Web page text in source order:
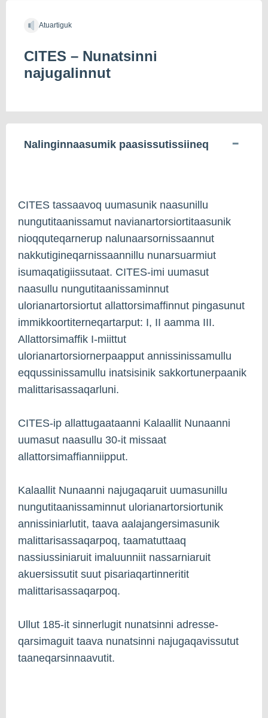
Atuartiguk
CITES – Nunatsinni
najugalinnut
Nalinginnaasumik paasissutissiineq
CITES tassaavoq uumasunik naasunillu
nungutitaanissamut navianartorsiortitaasunik
nioqquteqarnerup nalunaarsornissaannut
nakkutigineqarnissaannillu nunarsuarmiut
isumaqatigiissutaat. CITES-imi uumasut
naasullu nungutitaanissaminnut
ulorianartorsiortut allattorsimaffinnut pingasunut
immikkoortiterneqartarput: I, II aamma III.
Allattorsimaffik I-miittut
ulorianartorsiornerpaapput annissinissamullu
eqqussinissamullu inatsisinik sakkortunerpaanik
malittarisassaqarluni.
CITES-ip allattugaataanni Kalaallit Nunaanni
uumasut naasullu 30-it missaat
allattorsimaffianniipput.
Kalaallit Nunaanni najugaqaruit uumasunillu
nungutitaanissaminnut ulorianartorsiortunik
annissiniarlutit, taava aalajangersimasunik
malittarisassaqarpoq, taamatuttaaq
nassiussiniaruit imaluunniit nassarniaruit
akuersissutit suut pisariaqartinneritit
malittarisassaqarpoq.
Ullut 185-it sinnerlugit nunatsinni adresse-
qarsimaguit taava nunatsinni najugaqavissutut
taaneqarsinnaavutit.